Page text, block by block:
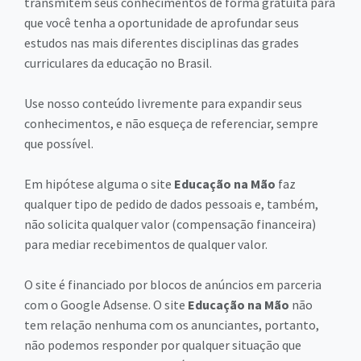
que você tenha a oportunidade de aprofundar seus
estudos nas mais diferentes disciplinas das grades
curriculares da educação no Brasil.
Use nosso conteúdo livremente para expandir seus
conhecimentos, e não esqueça de referenciar, sempre
que possível.
Em hipótese alguma o site Educação na Mão faz
qualquer tipo de pedido de dados pessoais e, também,
não solicita qualquer valor (compensação financeira)
para mediar recebimentos de qualquer valor.
O site é financiado por blocos de anúncios em parceria
com o Google Adsense. O site Educação na Mão não
tem relação nenhuma com os anunciantes, portanto,
não podemos responder por qualquer situação que